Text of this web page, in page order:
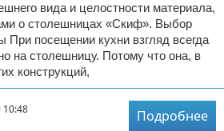
вида и целостности материала,
о столешницах «Скиф». Выбор
При посещении кухни взгляд всегда
на столешницу. Потому что она, в
конструкций,
10:48
Подробнее